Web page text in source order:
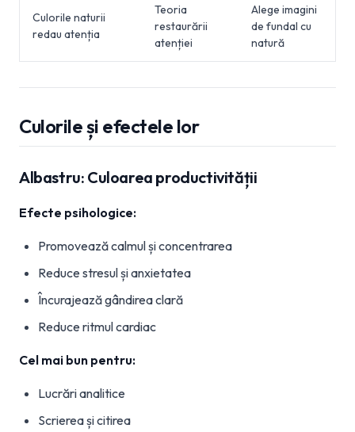
Culorile naturii
redau atenția
Teoria
restaurării
atenției
Alege imagini
de fundal cu
natură
Culorile și efectele lor
Albastru: Culoarea productivității
Efecte psihologice:
Promovează calmul și concentrarea
Reduce stresul și anxietatea
Încurajează gândirea clară
Reduce ritmul cardiac
Cel mai bun pentru:
Lucrări analitice
Scrierea și citirea